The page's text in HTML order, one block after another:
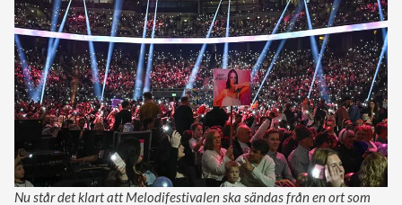
Nu står det klart att Melodifestivalen ska sändas från en ort som